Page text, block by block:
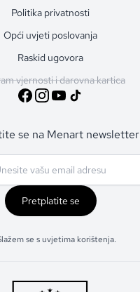
Politika privatnosti
Opći uvjeti poslovanja
Raskid ugovora
vjernosti i darovna kartica
se na Menart newsletter
Pretplatite se
se s uvjetima korištenja.